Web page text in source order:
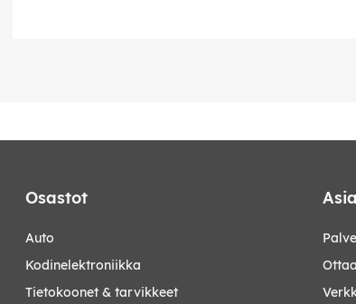
Osastot
auto
kodinelektroniikka
tietokoonet & tarvikkeet